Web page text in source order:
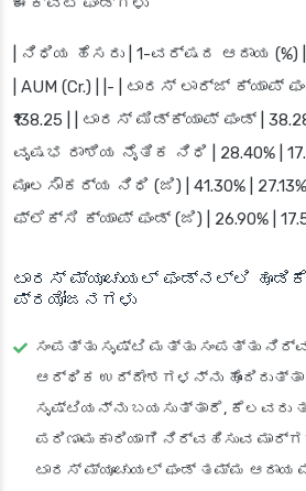
| ನಿಧಿಯ ಹೆಸರು | 1-ವರ್ಷದ ಆದಾಯ (%)
| AUM (Cr.) | |- | ಟಾರಸ್ ಲಾರ್ಜ್ ಕ್ಯಾಪ್ ಫಂಡ್
₹138.25 | | ಟಾರಸ್ ಮಿಡ್‌ಕ್ಯಾಪ್ ಫಂಡ್ | 38.28%
ವೃಷಭ ರಾಶಿಯ ನೈತಿಕ ನಿಧಿ | 28.40% |
ಮೂಲಸೌಕರ್ಯ ನಿಧಿ (ಜಿ) | 41.30% | 27.13%
ಫ್ಲೆಕ್ಸಿ ಕ್ಯಾಪ್ ಫಂಡ್ (ಜಿ) | 26.90% |
ಟಾರಸ್ ಮ್ಯೂಚುಯಲ್ ಫಂಡ್‌ನಲ್ಲಿ ಹೂಡಿಕೆ
ಪ್ರಯೋಜನಗಳು
ಸಂಪತ್ತು ಸೃಷ್ಟಿ ಮತ್ತು ಸಂಪತ್ತು
ಆರ್ಥಿಕ ಉದ್ದೇಶಗಳನ್ನು
ಸೃಷ್ಟಿಯನ್ನು ಬಯಸುತ್ತಾರೆ, ಕೆಲವರು
ಪರಿಣಾಮಕಾರಿಯಾಗಿ ನಿರ್ವಹಿಸುವ
ಟಾರಸ್ ಮ್ಯೂಚುಯಲ್ ಫಂಡ್ ತಮ್ಮ ಆದಾಯ